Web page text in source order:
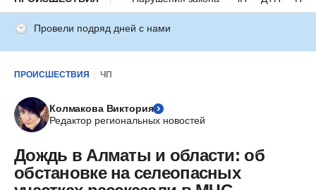
Провели подряд дней с нами
ПРОИСШЕСТВИЯ ЧП
Колмакова Виктория
Редактор региональных новостей
Дождь в Алматы и области: об
обстановке на селеопасных